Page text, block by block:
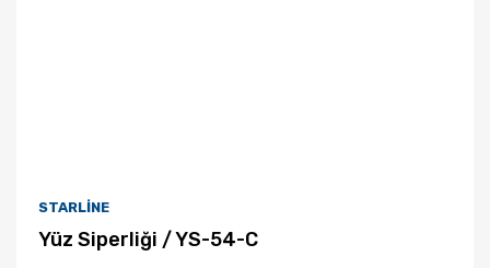
STARLİNE
Yüz Siperliği / YS-54-C